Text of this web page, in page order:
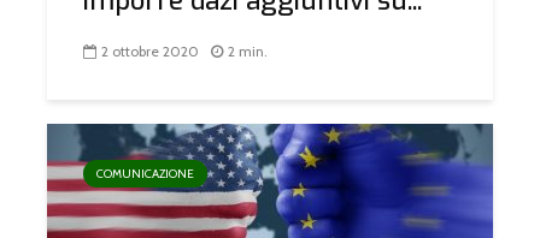
2 ottobre 2020 2 min.
COMUNICAZIONE